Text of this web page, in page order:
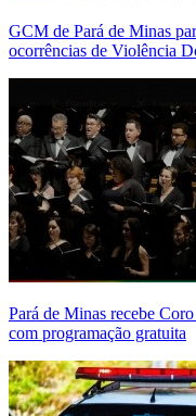
GCM de Pará de Minas
ocorrências de Violência
Pará de Minas recebe
com programação gratuita